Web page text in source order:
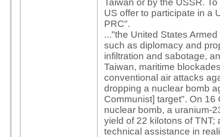
Taiwan or by the USSR.
US offer to participate in a
PRC".
..."the United States
such as diplomacy and
infiltration and sabotage,
Taiwan, maritime
conventional air attacks
dropping a nuclear bomb
Communist] target". On
nuclear bomb, a uranium-
yield of 22 kilotons of
technical assistance in